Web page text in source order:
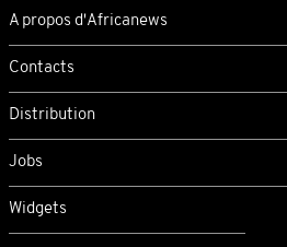
A propos d'Africanews
Contacts
Distribution
Jobs
Widgets